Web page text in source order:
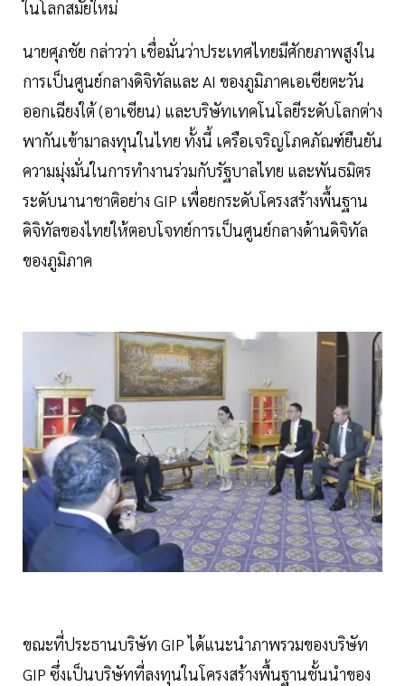
ในโลกสมัยใหม่
นายศุภชัย กล่าวว่า เชื่อมั่นว่าประเทศไทยมีศักยภาพสูงใน
การเป็นศูนย์กลางดิจิทัลและ AI ของภูมิภาคเอเซียตะวัน
ออกเฉียงใต้ (อาเซียน) และบริษัทเทคโนโลยีระดับโลกต่าง
พากันเข้ามาลงทุนในไทย ทั้งนี้ เครือเจริญโภคภัณฑ์ยืนยัน
ความมุ่งมั่นในการทำงานร่วมกับรัฐบาลไทย และพันธมิตร
ระดับนานาชาติอย่าง GIP เพื่อยกระดับโครงสร้างพื้นฐาน
ดิจิทัลของไทยให้ตอบโจทย์การเป็นศูนย์กลางด้านดิจิทัล
ของภูมิภาค
ขณะที่ประธานบริษัท GIP ได้แนะนำภาพรวมของบริษัท
GIP ซึ่งเป็นบริษัทที่ลงทุนในโครงสร้างพื้นฐานชั้นนำของ